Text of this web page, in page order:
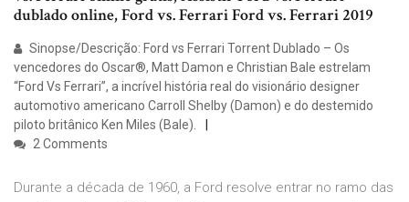
dublado online, Ford vs. Ferrari Ford vs. Ferrari 2019
Sinopse/Descrição: Ford vs Ferrari Torrent Dublado – Os
vencedores do Oscar®, Matt Damon e Christian Bale estrelam
“Ford Vs Ferrari”, a incrível história real do visionário designer
automotivo americano Carroll Shelby (Damon) e do destemido
piloto britânico Ken Miles (Bale).
2 Comments
Durante a década de 1960, a Ford resolve entrar no ramo das